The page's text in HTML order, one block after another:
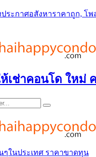
ประกาศอสังหาราคาถูก,
เช่าคอนโด ใหม่
ๆในประเทศ ราคาขาดทุน